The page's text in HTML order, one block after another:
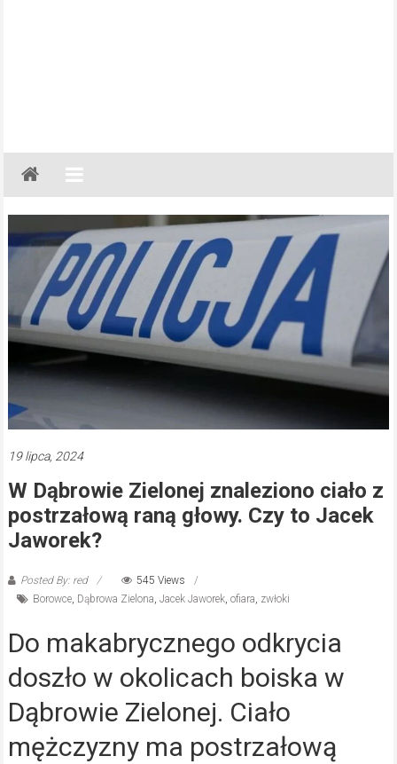
Gazeta
Regionalna
Częstochowa,
Kłobuck,
Lubliniec,
Myszków
19 lipca, 2024
W Dąbrowie Zielonej znaleziono ciało z
postrzałową raną głowy. Czy to Jacek
Jaworek?
Posted By: red
545 Views
Borowce, Dąbrowa Zielona Jacek Jaworek, ofiara zwłoki
Do makabrycznego odkrycia
doszło w okolicach boiska w
Dąbrowie Zielonej. Ciało
mężczyzny ma postrzałową